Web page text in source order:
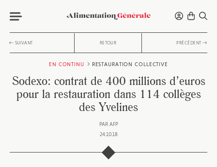
SUIVANT RETOUR PRÉCÉDENT
EN CONTINU RESTAURATION COLLECTIVE
Sodexo: contrat de 400 millions d’euros
pour la restauration dans 114 collèges
des Yvelines
PAR AFP
24.10.18